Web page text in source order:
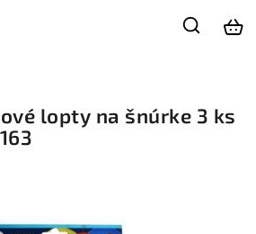
lopty na šnúrke 3 ks